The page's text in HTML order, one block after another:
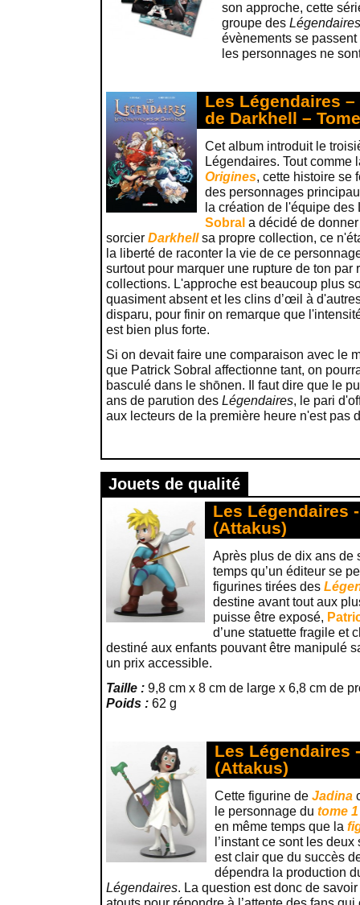
son approche, cette
groupe des Légendaires
évènements se
les personnages ne
Les Légendaires
de Darkhell –
Cet album introduit le
Légendaires. Tout comme
Origines, cette histoire se
des personnages
la création de l'équipe
Sobral a décidé de
sorcier Darkhellsa propre collection, ce
la liberté de raconter la vie de ce
surtout pour marquer une rupture de ton par
collections. L'approche est beaucoup plus
quasiment absent et les clins d’œil à
disparu, pour finir on remarque que
est bien plus forte.
Si on devait faire une comparaison avec le
que Patrick Sobral affectionne tant, on
basculé dans le shōnen. Il faut dire que le
ans de parution des Légendaires, le pari
aux lecteurs de la première heure n'est pas
Jouets de qualité
Les Légendaires
(Attakus)
Après plus de dix ans de
temps qu’un éditeur se
figurines tirées des
destine avant tout aux
puisse être exposé,
d’une statuette fragile et
destiné aux enfants pouvant être manipulé
un prix accessible.
Taille : 9,8 cm x 8 cm de large x 6,8 cm de
Poids : 62 g
Les Légendaires
(Attakus)
Cette figurine de Jadina
le personnage du tome 1
en même temps que la
l’instant ce sont les
est clair que du succès
dépendra la production
Légendaires. La question est donc de